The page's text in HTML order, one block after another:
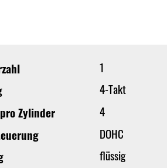
1
4-Takt
Zylinder
4
DOHC
flüssig